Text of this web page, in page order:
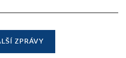
ZPRÁVY